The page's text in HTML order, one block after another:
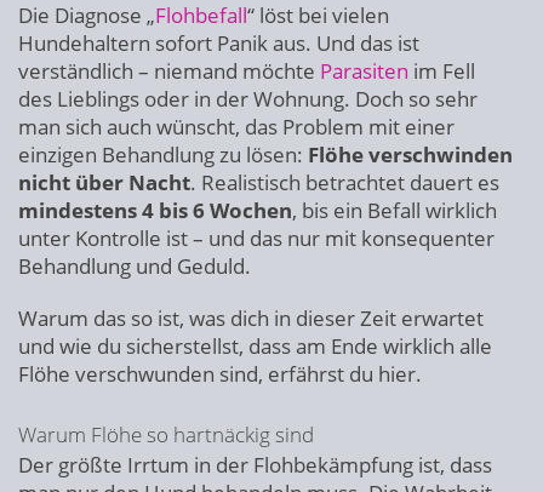
Die Diagnose „Flohbefall“ löst bei vielen
Hundehaltern sofort Panik aus. Und das ist
verständlich – niemand möchte Parasiten im Fell
des Lieblings oder in der Wohnung. Doch so sehr
man sich auch wünscht, das Problem mit einer
einzigen Behandlung zu lösen: Flöhe verschwinden
nicht über Nacht. Realistisch betrachtet dauert es
mindestens 4 bis 6 Wochen, bis ein Befall wirklich
unter Kontrolle ist – und das nur mit konsequenter
Behandlung und Geduld.
Warum das so ist, was dich in dieser Zeit erwartet
und wie du sicherstellst, dass am Ende wirklich alle
Flöhe verschwunden sind, erfährst du hier.
Warum Flöhe so hartnäckig sind
Der größte Irrtum in der Flohbekämpfung ist, dass